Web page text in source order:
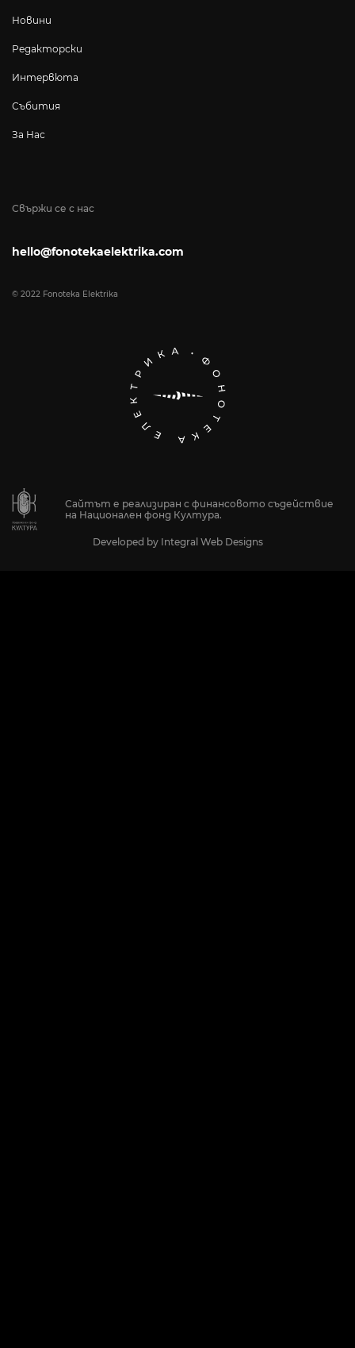
Свържи се с нас
hello@fonotekaelektrika.com
© 2022 Fonoteka Elektrika
Новини
Редакторски
Интервюта
Събития
За Нас
Сайтът е реализиран с финансовото съдействие
на Национален фонд Култура.
Developed by Integral Web Designs